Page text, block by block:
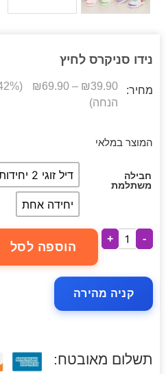
נידו סניקרס לחיץ
מחיר: ₪39.90
–
₪69.90
הנחה)
המוצר במלאי
חבילה
משתלמת
דיל זוגי 2 יחידות ( המשתלם ביותר! )
יחידה אחת
-
+
הוספה לסל
קניה מהירה
תשלום מאובטח: